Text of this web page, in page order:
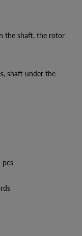
shaft, the rotor
shaft under the